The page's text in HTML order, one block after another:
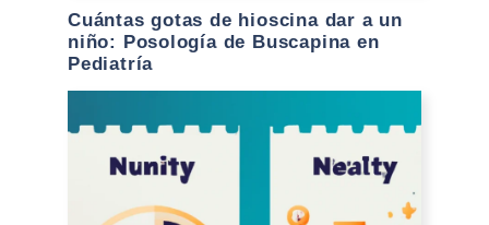
Cuántas gotas de hioscina dar a un
niño: Posología de Buscapina en
Pediatría